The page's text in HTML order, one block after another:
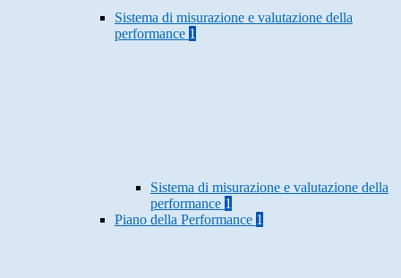
Sistema di misurazione e valutazione della
performance 1
Sistema di misurazione e valutazione della
performance 1
Piano della Performance 1